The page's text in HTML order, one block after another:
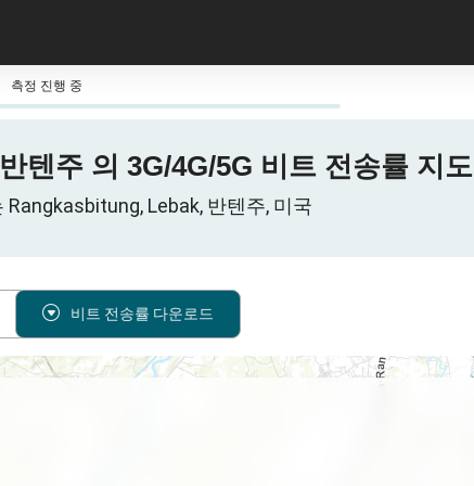
측정 진행 중
텐주 의 3G/4G/5G 비트 전송률 지도
Lebak, 반텐주, 미국
비트 전송률 다운로드